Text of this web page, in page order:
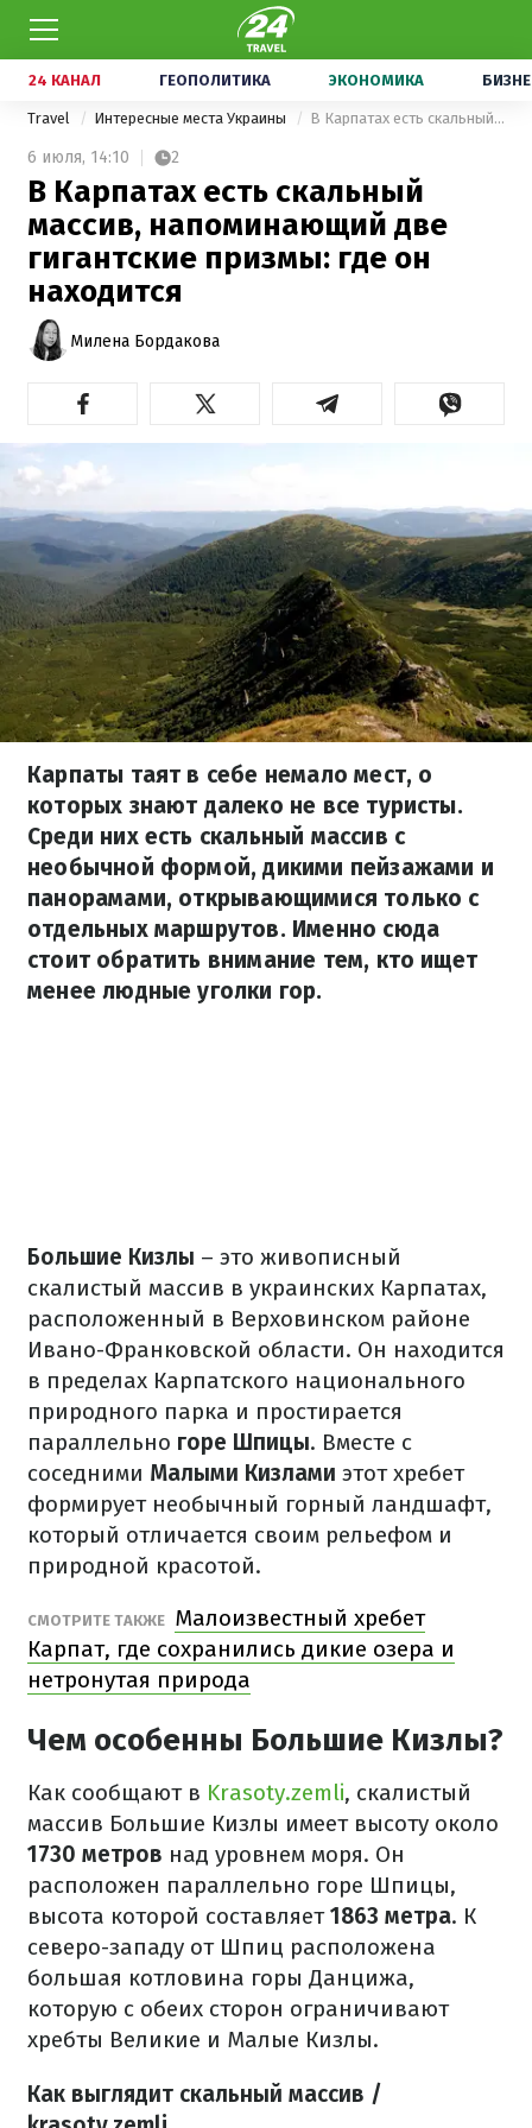
24 КАНАЛ ГЕОПОЛИТИКА ЭКОНОМИКА
Travel Интересные места Украины В Карпатах есть скальный массив, напоминающий две гигантские призмы: где он находится
6 июля, 14:10 2
В Карпатах есть скальный
массив, напоминающий две
гигантские призмы: где он
находится
Милена Бордакова
Карпаты таят в себе немало мест, о
которых знают далеко не все туристы.
Среди них есть скальный массив с
необычной формой, дикими пейзажами и
панорамами, открывающимися только с
отдельных маршрутов. Именно сюда
стоит обратить внимание тем, кто ищет
менее людные уголки гор.
Большие Кизлы – это живописный
скалистый массив в украинских Карпатах,
расположенный в Верховинском районе
Ивано-Франковской области. Он находится
в пределах Карпатского национального
природного парка и простирается
параллельно горе Шпицы. Вместе с
соседними Малыми Кизлами этот хребет
формирует необычный горный ландшафт,
который отличается своим рельефом и
природной красотой.
СМОТРИТЕ ТАКЖЕ Малоизвестный хребет
Карпат, где сохранились дикие озера и
нетронутая природа
Чем особенны Большие Кизлы?
Как сообщают в Krasoty.zemli, скалистый
массив Большие Кизлы имеет высоту около
1730 метров над уровнем моря. Он
расположен параллельно горе Шпицы,
высота которой составляет1863 метра. К
северо-западу от Шпиц расположена
большая котловина горы Данцижа,
которую с обеих сторон ограничивают
хребты Великие и Малые Кизлы.
Как выглядит скальный массив /